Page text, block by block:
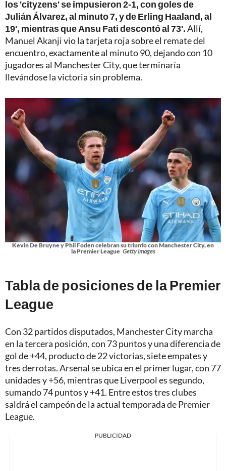
los 'cityzens' se impusieron 2-1, con goles de
Julián Álvarez, al minuto 7, y de Erling Haaland, al
19', mientras que Ansu Fati descontó al 73'.Allí,
Manuel Akanji vio la tarjeta roja sobre el remate del
encuentro, exactamente al minuto 90, dejando con 10
jugadores al Manchester City, que terminaría
llevándose la victoria sin problema.
Kevin De Bruyne y Phil Foden celebran su triunfo con Manchester City, en
la Premier League Getty Images
Tabla de posiciones de la Premier
League
Con 32 partidos disputados, Manchester City marcha
en la tercera posición, con 73 puntos y una diferencia de
gol de +44, producto de 22 victorias, siete empates y
tres derrotas. Arsenal se ubica en el primer lugar, con 77
unidades y +56, mientras que Liverpool es segundo,
sumando 74 puntos y +41. Entre estos tres clubes
saldrá el campeón de la actual temporada de Premier
League.
PUBLICIDAD